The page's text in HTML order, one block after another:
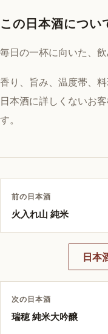
この日本酒につい
毎日の一杯に向いた、
香り、旨み、温度帯、
日本酒に詳しくないお
す。
前の日本酒
火入れ山 純米
日本
次の日本酒
瑞穂 純米大吟醸